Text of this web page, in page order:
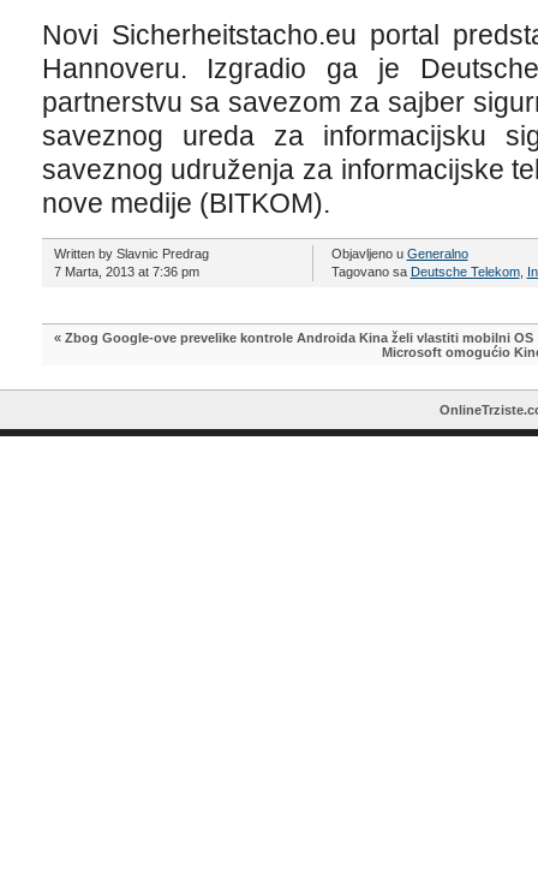
Novi Sicherheitstacho.eu portal
Hannoveru. Izgradio ga je
partnerstvu sa savezom za sajber
saveznog ureda za informacijsku
saveznog udruženja za informacijske
nove medije (BITKOM).
Written by Slavnic Predrag
7 Marta, 2013 at 7:36 pm
Objavljeno u Generalno
Tagovano sa Deutsche Telekom,
« Zbog Google-ove prevelike kontrole Androida Kina želi vlastiti mobilni OS
Microsoft omogućio